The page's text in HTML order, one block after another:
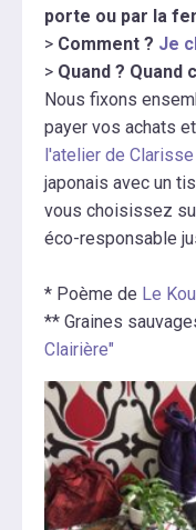
porte ou par la
> Comment ? Je
> Quand ? Quand
Nous fixons
payer vos achats
l'atelier de Clarisse
japonais avec un
vous choisissez
éco-responsable
* Poème de Le
** Graines
Clairière"